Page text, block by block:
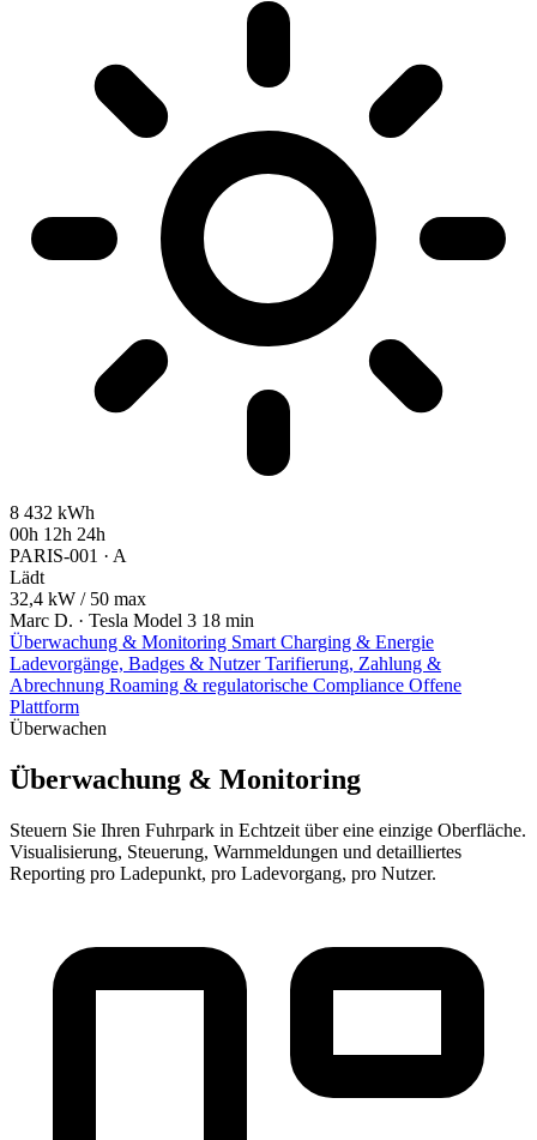
8 432 kWh
00h 12h 24h
PARIS-001 · A
Lädt
32,4 kW / 50 max
Marc D. · Tesla Model 3 18 min
Überwachung & Monitoring Smart Charging & Energie
Ladevorgänge, Badges & NutzerTarifierung, Zahlung &
Abrechnung Roaming & regulatorische Compliance Offene
Plattform
Überwachen
Überwachung & Monitoring
Steuern Sie Ihren Fuhrpark in Echtzeit über eine einzige Oberfläche.
Visualisierung, Steuerung, Warnmeldungen und detailliertes
Reporting pro Ladepunkt, pro Ladevorgang, pro Nutzer.